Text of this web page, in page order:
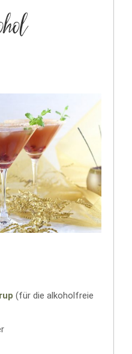
(für die alkoholfreie